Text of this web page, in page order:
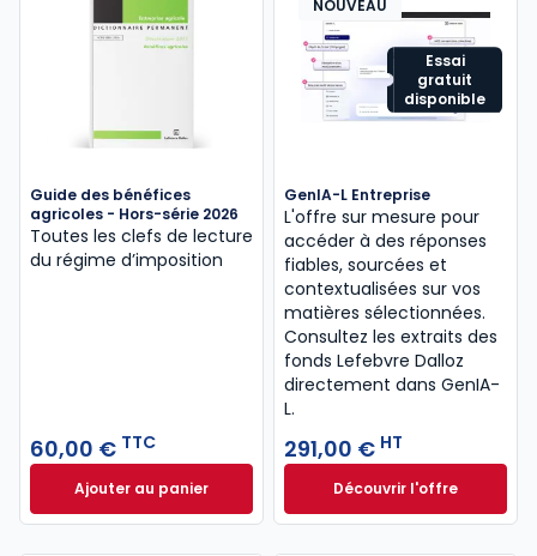
Guide des bénéfices
agricoles - Hors-série 2026
Toutes les clefs de lecture
du régime d’imposition
60,00 € TTC
Ajouter au panierGuide des bénéfices agricoles - Hors-série 2026 à
Essai
gratuit
disponible
NOUVEAU
GenIA-L Entreprise
L'offre sur mesure pour
accéder à des réponses
fiables, sourcées et
contextualisées sur vos
matières sélectionnées.
Consultez les extraits des
fonds Lefebvre Dalloz
directement dans GenIA-
L.
291,00 € HT
Découvrir l'offre
GenIA-L